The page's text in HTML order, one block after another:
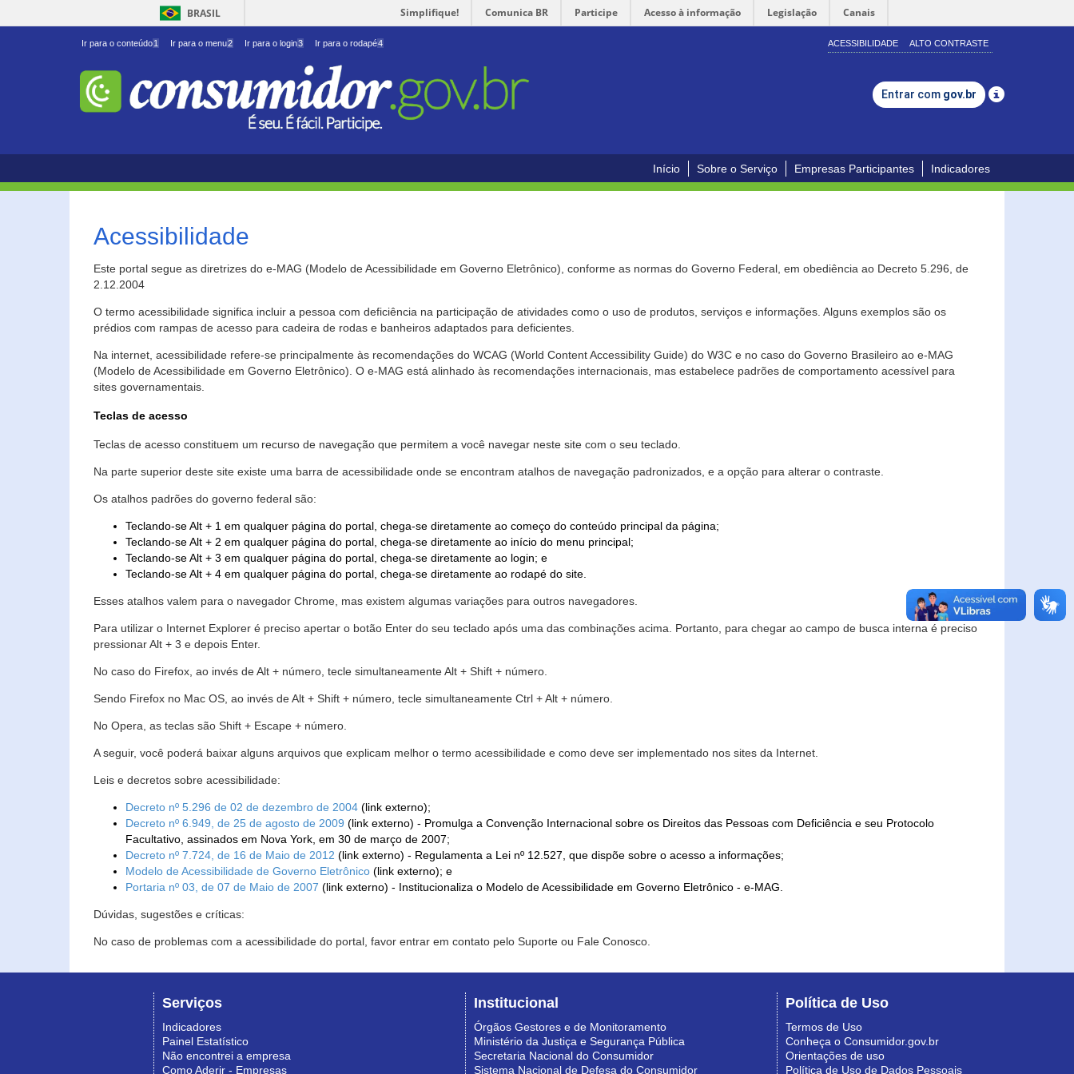
BRASIL Simplifique! Comunica BR Participe Acesso à informação Legislação Canais
Ir para o conteúdo1 Ir para o menu2 Ir para o login3 Ir para o rodapé4 ACESSIBILIDADE ALTO CONTRASTE
Entrar com gov.br
Início Sobre o Serviço Empresas Participantes Indicadores
Acessibilidade
Este portal segue as diretrizes do e-MAG (Modelo de Acessibilidade em Governo Eletrônico), conforme as normas do Governo Federal, em obediência ao Decreto 5.296, de
2.12.2004
O termo acessibilidade significa incluir a pessoa com deficiência na participação de atividades como o uso de produtos, serviços e informações. Alguns exemplos são os
prédios com rampas de acesso para cadeira de rodas e banheiros adaptados para deficientes.
Na internet, acessibilidade refere-se principalmente às recomendações do WCAG (World Content Accessibility Guide) do W3C e no caso do Governo Brasileiro ao e-MAG
(Modelo de Acessibilidade em Governo Eletrônico). O e-MAG está alinhado às recomendações internacionais, mas estabelece padrões de comportamento acessível para
sites governamentais.
Teclas de acesso
Teclas de acesso constituem um recurso de navegação que permitem a você navegar neste site com o seu teclado.
Na parte superior deste site existe uma barra de acessibilidade onde se encontram atalhos de navegação padronizados, e a opção para alterar o contraste.
Os atalhos padrões do governo federal são:
Teclando-se Alt + 1 em qualquer página do portal, chega-se diretamente ao começo do conteúdo principal da página;
Teclando-se Alt + 2 em qualquer página do portal, chega-se diretamente ao início do menu principal;
Teclando-se Alt + 3 em qualquer página do portal, chega-se diretamente ao login; e
Teclando-se Alt + 4 em qualquer página do portal, chega-se diretamente ao rodapé do site.
Esses atalhos valem para o navegador Chrome, mas existem algumas variações para outros navegadores.
Para utilizar o Internet Explorer é preciso apertar o botão Enter do seu teclado após uma das combinações acima. Portanto, para chegar ao campo de busca interna é preciso
pressionar Alt + 3 e depois Enter.
No caso do Firefox, ao invés de Alt + número, tecle simultaneamente Alt + Shift + número.
Sendo Firefox no Mac OS, ao invés de Alt + Shift + número, tecle simultaneamente Ctrl + Alt + número.
No Opera, as teclas são Shift + Escape + número.
A seguir, você poderá baixar alguns arquivos que explicam melhor o termo acessibilidade e como deve ser implementado nos sites da Internet.
Leis e decretos sobre acessibilidade:
Decreto nº 5.296 de 02 de dezembro de 2004 (link externo);
Decreto nº 6.949, de 25 de agosto de 2009 (link externo) - Promulga a Convenção Internacional sobre os Direitos das Pessoas com Deficiência e seu Protocolo
Facultativo, assinados em Nova York, em 30 de março de 2007;
Decreto nº 7.724, de 16 de Maio de 2012 (link externo) - Regulamenta a Lei nº 12.527, que dispõe sobre o acesso a informações;
Modelo de Acessibilidade de Governo Eletrônico (link externo); e
Portaria nº 03, de 07 de Maio de 2007 (link externo) - Institucionaliza o Modelo de Acessibilidade em Governo Eletrônico - e-MAG.
Dúvidas, sugestões e críticas:
No caso de problemas com a acessibilidade do portal, favor entrar em contato pelo Suporte ou Fale Conosco.
Serviços
Indicadores
Painel Estatístico
Não encontrei a empresa
Como Aderir - Empresas
Institucional
Órgãos Gestores e de Monitoramento
Ministério da Justiça e Segurança Pública
Secretaria Nacional do Consumidor
Sistema Nacional de Defesa do Consumidor
Política de Uso
Termos de Uso
Conheça o Consumidor.gov.br
Orientações de uso
Política de Uso de Dados Pessoais